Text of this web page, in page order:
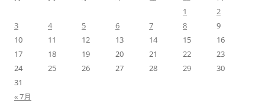
1
2
3
4 5 6 7 8
9
10
11 12 13 14 15
16
17
18 19 20 21 22
23
24
25 26 27 28 29
30
31
« 7月